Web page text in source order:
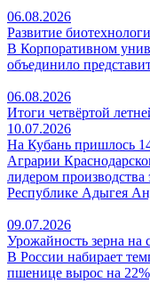
06.08.2026
Развитие
В Корпоративном
объединило
06.08.2026
Итоги четвёртой
10.07.2026
На Кубань пришлось
Аграрии
лидером
Республике Адыгея
09.07.2026
Урожайность зерна на
В России набирает
пшенице вырос на